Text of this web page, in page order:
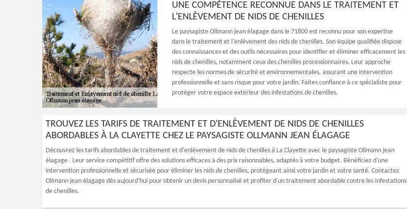
UNE COMPÉTENCE RECONNUE DANS LE TRAITEMENT ET
L'ENLÈVEMENT DE NIDS DE CHENILLES
Le paysagiste Ollmann jean élagage dans le 71800 est reconnu pour son expertise
dans le traitement et l'enlèvement des nids de chenilles. Son équipe qualifiée dispose
des connaissances et des outils nécessaires pour identifier et éliminer efficacement les
nids de chenilles, notamment ceux des chenilles processionnaires. Leur approche
respecte les normes de sécurité et environnementales, assurant une intervention
professionnelle et sans risque pour votre jardin. Faites confiance à ce spécialiste pour
protéger votre espace extérieur des infestations de chenilles.
TROUVEZ LES TARIFS DE TRAITEMENT ET D'ENLÈVEMENT DE NIDS DE CHENILLES
ABORDABLES À LA CLAYETTE CHEZ LE PAYSAGISTE OLLMANN JEAN ÉLAGAGE
Découvrez les tarifs abordables de traitement et d'enlèvement de nids de chenilles à La Clayette avec le paysagiste Ollmann jean
élagage . Leur service compétitif offre des solutions efficaces à des prix raisonnables, adaptés à votre budget. Bénéficiez d'une
intervention professionnelle et sécurisée pour éliminer les nids de chenilles, protégeant ainsi votre jardin et votre santé. Contactez
Ollmann jean élagage dès aujourd'hui pour obtenir un devis personnalisé et profiter d'un traitement abordable contre les infestations
de chenilles.